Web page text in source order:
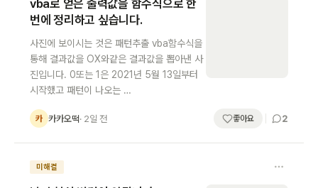
vba로 얻은 출력값을 함수식으로 한
번에 정리하고 싶습니다.
사진에 보이시는 것은 패턴추출 vba함수식을
통해 결과값을 OX와같은 결과값을 뽑아낸 사
진입니다. 0또는 1은 2021년 5월 13일부터
시작했고 패턴이 나오는 …
카 카카오떡· 2일 전 좋아요 2
미해결